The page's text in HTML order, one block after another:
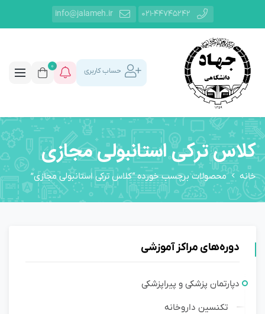
021-44745242
info@jalameh.ir
حساب کاربری
0
کلاس ترکی استانبولی مجازی
خانه محصولات برچسب خورده “کلاس ترکی استانبولی مجازی”
دوره‌های مراکز آموزشی
دپارتمان پزشکی و پیراپزشکی
تکنسین داروخانه